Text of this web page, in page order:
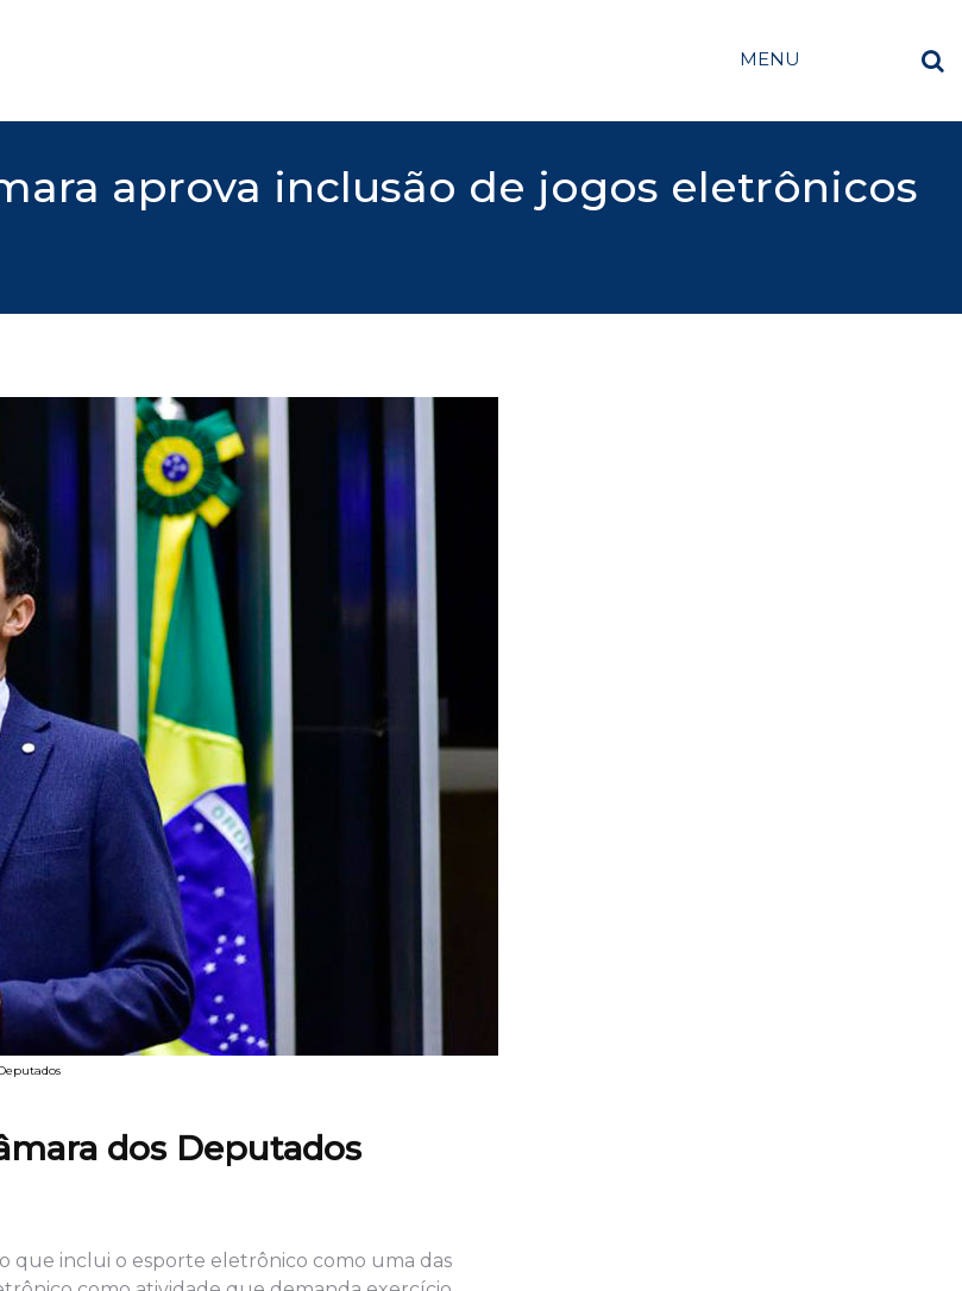
MENU
aprova inclusão de jogos eletrônicos
dos Deputados
que inclui o esporte eletrônico como uma das